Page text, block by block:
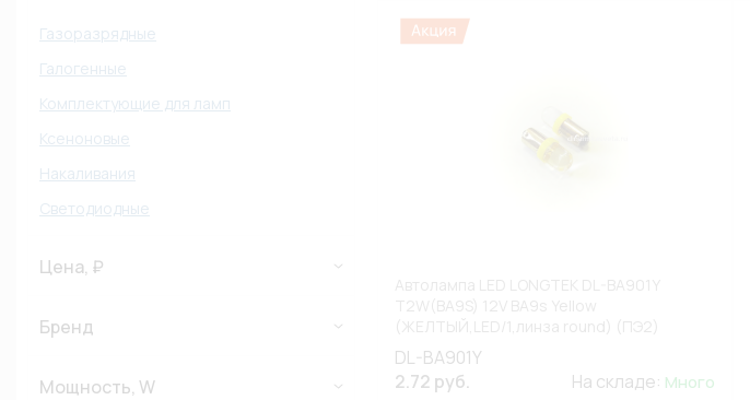
Газоразрядные
Галогенные
Комплектующие для ламп
Ксеноновые
Накаливания
Светодиодные
Цена, ₽
Бренд
Мощность, W
(ВЫВЕДЕНО ИЗ АССОРТИМЕНТА)
DL-BA901Y
2.72 руб.
На складе: Много